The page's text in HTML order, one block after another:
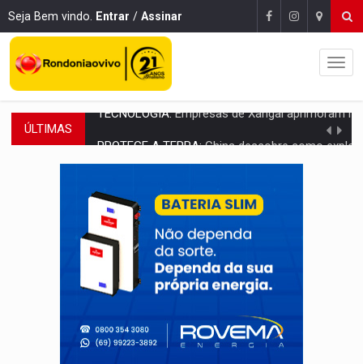
Seja Bem vindo. Entrar / Assinar
ÚLTIMAS China descobre como explodir asteroide com
VÍDEO:Motociclista morre após bater na traseira de
PARECE UM NUGGET:Essa receita com frango virou o meu
EMPREENDEDORISMO: 7 negócios que podem começar com pouco dinheiro e
GIGANTE DA AMÉRICA: Brasil reúne dimensão continental e posição
INDEPENDÊNCIA:10 dicas importantes para quem quer
VARCENA: Cientistas descobrem nova espécie de rã em florestas